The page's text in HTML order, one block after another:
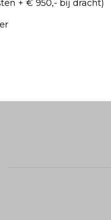
+ € 950,- bij dracht)